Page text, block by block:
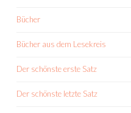
Bücher
Bücher aus dem Lesekreis
Der schönste erste Satz
Der schönste letzte Satz